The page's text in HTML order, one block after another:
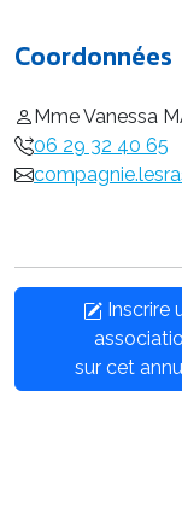
Coordonnées
Mme Vanessa
06 29 32 40 65
Inscrire
sur cet